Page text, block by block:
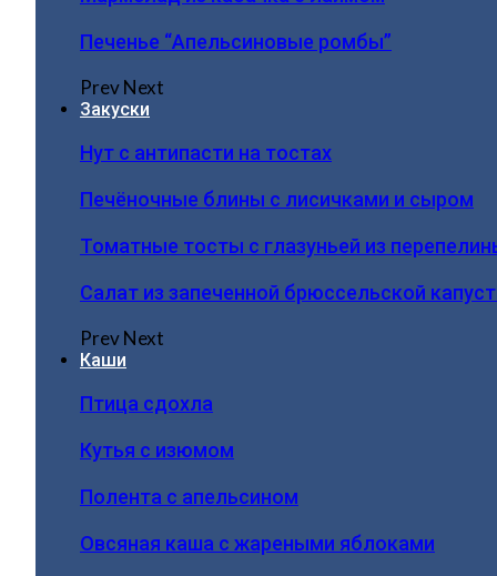
Печенье “Апельсиновые ромбы”
PrevNext
Закуски
Нут с антипасти на тостах
Печёночные блины с лисичками и сыром
Томатные тосты с глазуньей из
Салат из запеченной брюссельской
PrevNext
Каши
Птица сдохла
Кутья с изюмом
Полента с апельсином
Овсяная каша с жареными яблоками